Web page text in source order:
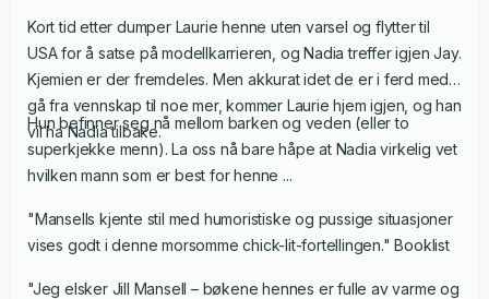
Kort tid etter dumper Laurie henne uten varsel og flytter til
USA for å satse på modellkarrieren, og Nadia treffer igjen Jay.
Kjemien er der fremdeles. Men akkurat idet de er i ferd med å
gå fra vennskap til noe mer, kommer Laurie hjem igjen, og han
vil ha Nadia tilbake.
Hun befinner seg nå mellom barken og veden (eller to
superkjekke menn). La oss nå bare håpe at Nadia virkelig vet
hvilken mann som er best for henne ...
"Mansells kjente stil med humoristiske og pussige situasjoner
vises godt i denne morsomme chick-lit-fortellingen." Booklist
"Jeg elsker Jill Mansell – bøkene hennes er fulle av varme og